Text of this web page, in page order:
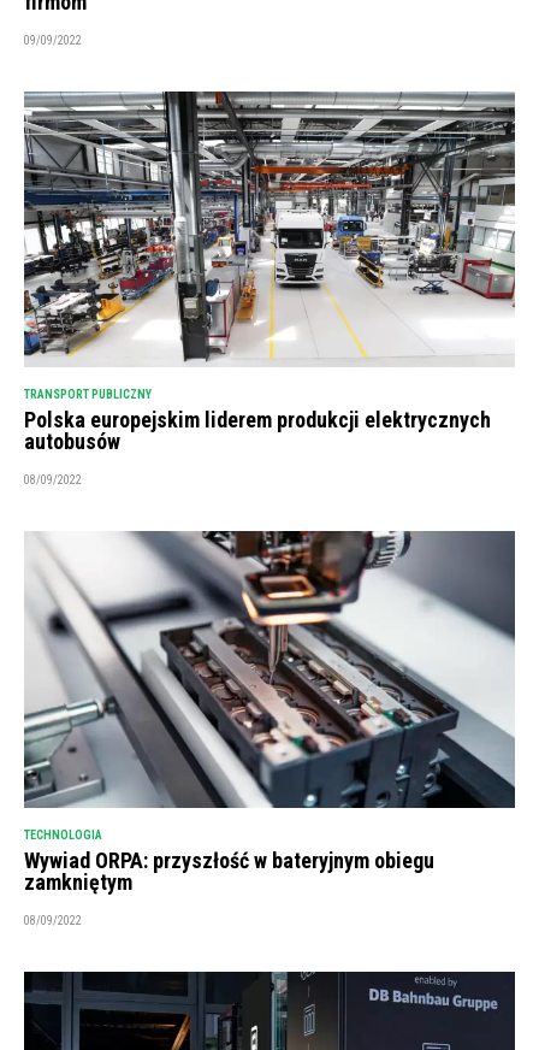
09/09/2022
TRANSPORT PUBLICZNY
Polska europejskim liderem produkcji elektrycznych
autobusów
08/09/2022
TECHNOLOGIA
Wywiad ORPA: przyszłość w bateryjnym obiegu
zamkniętym
08/09/2022